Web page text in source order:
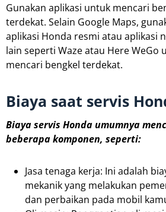
Gunakan aplikasi untuk mencari
terdekat. Selain Google Maps,
aplikasi Honda resmi atau aplikasi
lain seperti Waze atau Here WeGo
mencari bengkel terdekat.
Biaya saat servis
Biaya servis Honda umumnya
beberapa komponen, seperti:
Jasa tenaga kerja: Ini adalah
mekanik yang melakukan
dan perbaikan pada mobil